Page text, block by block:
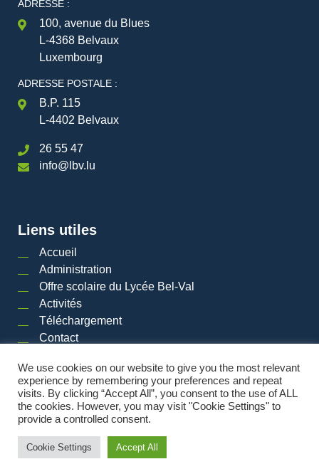
ADRESSE :
100, avenue du Blues
L-4368 Belvaux
Luxembourg
ADRESSE POSTALE :
B.P. 115
L-4402 Belvaux
26 55 47
info@lbv.lu
Liens utiles
Accueil
Administration
Offre scolaire du Lycée Bel-Val
Activités
Téléchargement
Contact
2026 © LYCéE BEL-VAL | Tous droits réservés |Mentions légales| Plan du site
Powered by
Made by
We use cookies on our website to give you the most relevant
experience by remembering your preferences and repeat
visits. By clicking “Accept All”, you consent to the use of ALL
the cookies. However, you may visit "Cookie Settings" to
provide a controlled consent.
Cookie Settings Accept All